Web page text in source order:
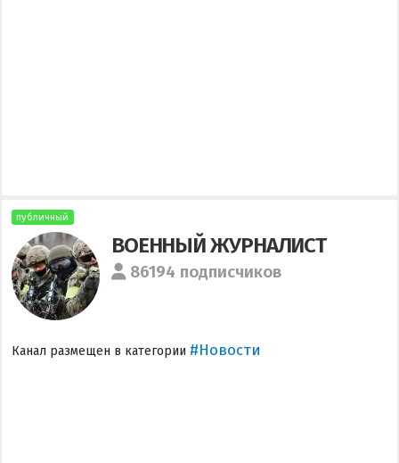
публичный
ВОЕННЫЙ ЖУРНАЛИСТ
86194 подписчиков
Канал размещен в категории #Новости